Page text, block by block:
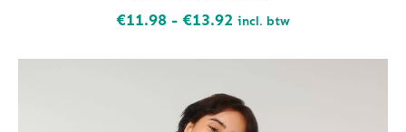
€11.98 - €13.92 Prijsklasse:
€13.92
incl. btw